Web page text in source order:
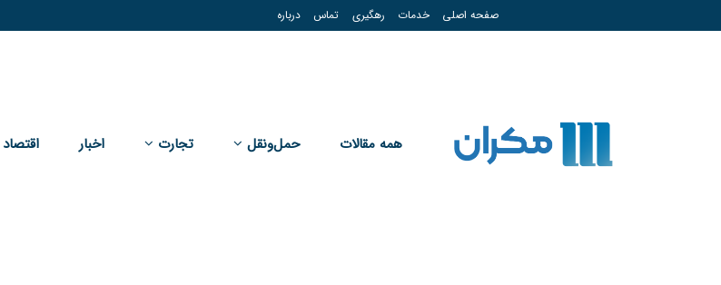
صفحه اصلی خدمات رهگیری تماس درباره
همه مقالات حمل‌و‌نقل تجارت اخبار اقتصاد